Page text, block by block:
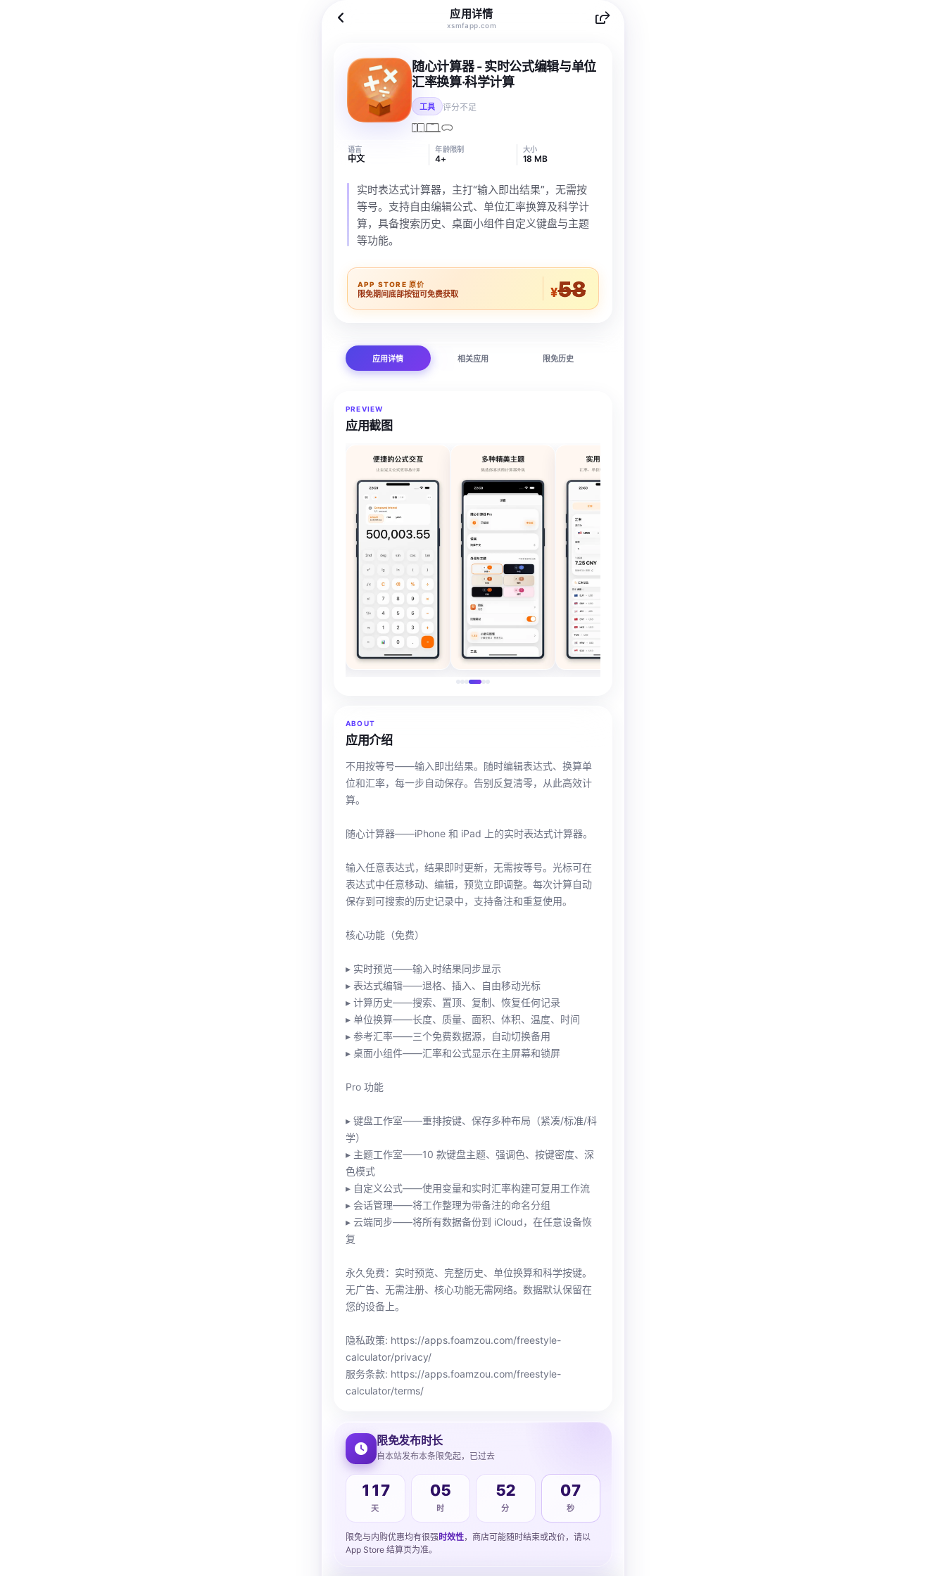
应用详情
xsmfapp.com
随心计算器 - 实时公式编辑与单位
汇率换算·科学计算
工具 评分不足
语言
中文
年龄限制
4+
大小
18 MB
实时表达式计算器，主打“输入即出结果”，无需按
等号。支持自由编辑公式、单位汇率换算及科学计
算，具备搜索历史、桌面小组件自定义键盘与主题
等功能。
APP STORE 原价
限免期间底部按钮可免费获取 ¥58
应用详情 相关应用 限免历史
PREVIEW
应用截图
ABOUT
应用介绍
不用按等号——输入即出结果。随时编辑表达式、换算单
位和汇率，每一步自动保存。告别反复清零，从此高效计
算。
随心计算器——iPhone 和 iPad 上的实时表达式计算器。
输入任意表达式，结果即时更新，无需按等号。光标可在
表达式中任意移动、编辑，预览立即调整。每次计算自动
保存到可搜索的历史记录中，支持备注和重复使用。
核心功能（免费）
▸ 实时预览——输入时结果同步显示
▸ 表达式编辑——退格、插入、自由移动光标
▸ 计算历史——搜索、置顶、复制、恢复任何记录
▸ 单位换算——长度、质量、面积、体积、温度、时间
▸ 参考汇率——三个免费数据源，自动切换备用
▸ 桌面小组件——汇率和公式显示在主屏幕和锁屏
Pro 功能
▸ 键盘工作室——重排按键、保存多种布局（紧凑/标准/科
学）
▸ 主题工作室——10 款键盘主题、强调色、按键密度、深
色模式
▸ 自定义公式——使用变量和实时汇率构建可复用工作流
▸ 会话管理——将工作整理为带备注的命名分组
▸ 云端同步——将所有数据备份到 iCloud，在任意设备恢
复
永久免费：实时预览、完整历史、单位换算和科学按键。
无广告、无需注册、核心功能无需网络。数据默认保留在
您的设备上。
隐私政策: https://apps.foamzou.com/freestyle-
calculator/privacy/
服务条款: https://apps.foamzou.com/freestyle-
calculator/terms/
限免发布时长
自本站发布本条限免起，已过去
117
天
05
时
52
分
08
秒
限免与内购优惠均有很强时效性，商店可能随时结束或改价，请以
App Store 结算页为准。